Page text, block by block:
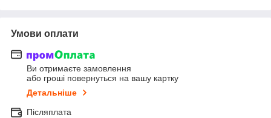
Умови оплати
Ви отримаєте замовлення
або гроші повернуться на вашу картку
Детальніше
Післяплата